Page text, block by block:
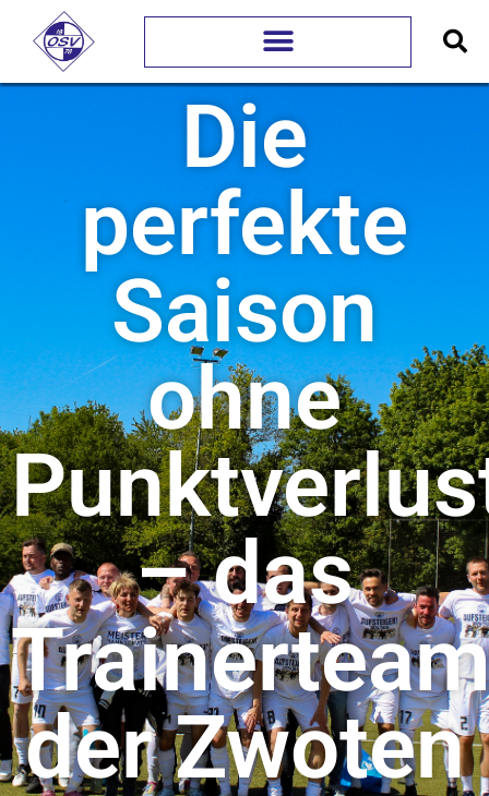
Die
perfekte
Saison
ohne
– das
der Zwoten